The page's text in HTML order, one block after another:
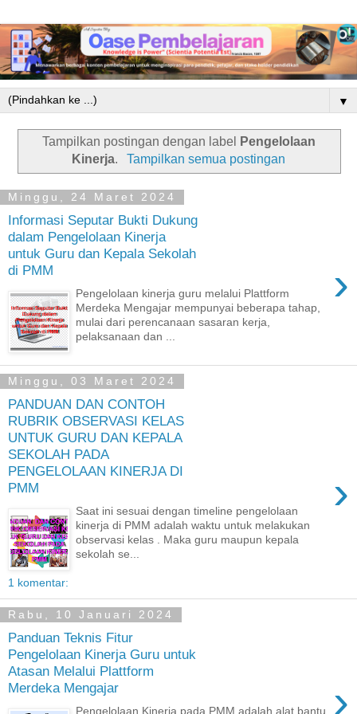
▼
Tampilkan postingan dengan label
Pengelolaan
Kinerja. Tampilkan semua postingan
Minggu, 24 Maret 2024
Informasi Seputar Bukti Dukung
dalam Pengelolaan Kinerja
untuk Guru dan Kepala Sekolah
di PMM
›
Pengelolaan kinerja guru melalui Plattform
Merdeka Mengajar mempunyai beberapa tahap,
mulai dari perencanaan sasaran kerja,
pelaksanaan dan ...
Minggu, 03 Maret 2024
PANDUAN DAN CONTOH
RUBRIK OBSERVASI KELAS
UNTUK GURU DAN KEPALA
SEKOLAH PADA
PENGELOLAAN KINERJA DI
PMM
›
Saat ini sesuai dengan timeline pengelolaan
kinerja di PMM adalah waktu untuk melakukan
observasi kelas . Maka guru maupun kepala
sekolah se...
1 komentar:
Rabu, 10 Januari 2024
Panduan Teknis Fitur
Pengelolaan Kinerja Guru untuk
Atasan Melalui Plattform
Merdeka Mengajar
›
Pengelolaan Kinerja pada PMM adalah alat bantu